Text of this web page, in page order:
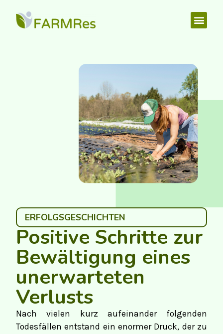
ERFOLGSGESCHICHTEN
Positive Schritte zur
Bewältigung eines
unerwarteten
Verlusts
Nach vielen kurz aufeinander folgenden
Todesfällen entstand ein enormer Druck, der zu